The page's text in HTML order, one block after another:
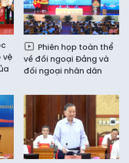
vệ
Phiên họp toàn thể
về đối ngoại Đảng và
đối ngoại nhân dân